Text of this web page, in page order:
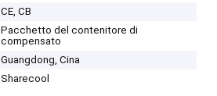
CE, CB
Pacchetto del contenitore di
compensato
Guangdong, Cina
Sharecool